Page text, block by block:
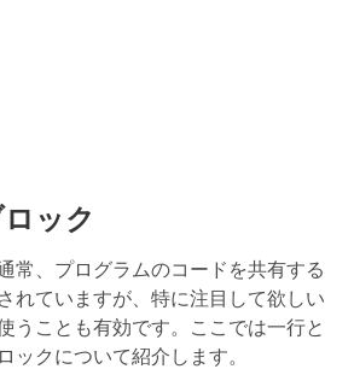
ック
常、プログラムのコードを共有する
れていますが、特に注目して欲しい
うことも有効です。ここでは一行と
ックについて紹介します。